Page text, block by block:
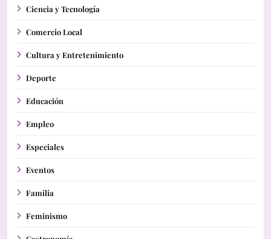
Ciencia y Tecnología
Comercio Local
Cultura y Entretenimiento
Deporte
Educación
Empleo
Especiales
Eventos
Familia
Feminismo